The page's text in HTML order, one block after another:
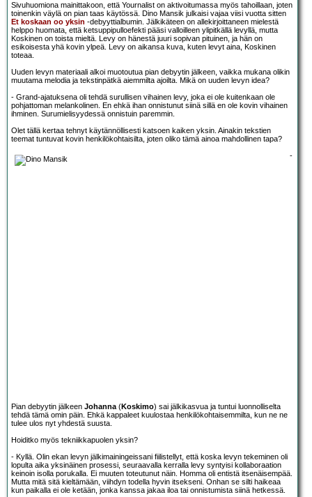
Sivuhuomiona mainittakoon, että Yournalist on aktivoitumassa myös tahoillaan, joten
toinenkin väylä on pian taas käytössä. Dino Mansik julkaisi vajaa viisi vuotta sitten
Et koskaan oo yksin -debyyttialbumin. Jälkikäteen on allekirjoittaneen mielestä
helppo huomata, että ketsuppipulloefekti pääsi valloilleen ylipitkällä levyllä, mutta
Koskinen on toista mieltä. Levy on hänestä juuri sopivan pituinen, ja hän on
esikoisesta yhä kovin ylpeä. Levy on aikansa kuva, kuten levyt aina, Koskinen
toteaa.
Uuden levyn materiaali alkoi muotoutua pian debyytin jälkeen, vaikka mukana olikin
muutama melodia ja tekstinpätkä aiemmilta ajoilta. Mikä on uuden levyn idea?
- Grand-ajatuksena oli tehdä surullisen vihainen levy, joka ei ole kuitenkaan ole
pohjattoman melankolinen. En ehkä ihan onnistunut siinä sillä en ole kovin vihainen
ihminen. Surumielisyydessä onnistuin paremmin.
Olet tällä kertaa tehnyt käytännöllisesti katsoen kaiken yksin. Ainakin tekstien
teemat tuntuvat kovin henkilökohtaisilta, joten oliko tämä ainoa mahdollinen tapa?
-
Pian debyytin jälkeen Johanna(Koskimo) sai jälkikasvua ja tuntui luonnolliselta
tehdä tämä omin päin. Ehkä kappaleet kuulostaa henkilökohtaisemmilta, kun ne ne
tulee ulos nyt yhdestä suusta.
Hoiditko myös tekniikkapuolen yksin?
- Kyllä. Olin ekan levyn jälkimainingeissani fiilistellyt, että koska levyn tekeminen oli
lopulta aika yksinäinen prosessi, seuraavalla kerralla levy syntyisi kollaboraation
keinoin isolla porukalla. Ei muuten toteutunut näin. Homma oli entistä itsenäisempää.
Mutta mitä sitä kieltämään, viihdyn todella hyvin itsekseni. Onhan se silti haikeaa
kun paikalla ei ole ketään, jonka kanssa jakaa iloa tai onnistumista siinä hetkessä.